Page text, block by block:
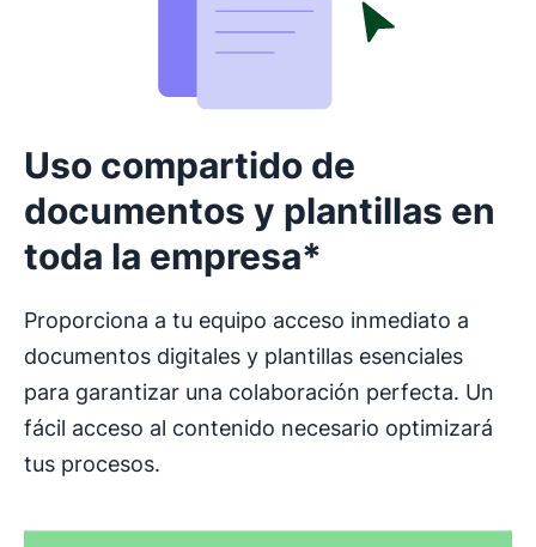
Uso compartido de
documentos y plantillas en
toda la empresa*
Proporciona a tu equipo acceso inmediato a
documentos digitales y plantillas esenciales
para garantizar una colaboración perfecta. Un
fácil acceso al contenido necesario optimizará
tus procesos.